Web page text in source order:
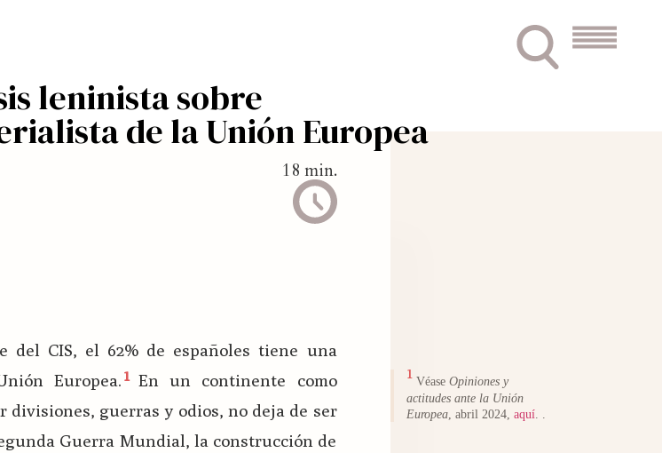
leninista sobre
de la Unión Europea
18 min.
del CIS, el 62% de españoles tiene una
Europea.
Véase Opiniones y
actitudes ante la Unión
Europea, abril 2024, aquí. .
En un continente como
divisiones, guerras y odios, no deja de ser
Guerra Mundial, la construcción de